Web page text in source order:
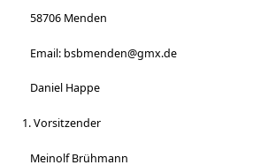
58706 Menden
Email: bsbmenden@gmx.de
Daniel Happe
Vorsitzender
Meinolf Brühmann